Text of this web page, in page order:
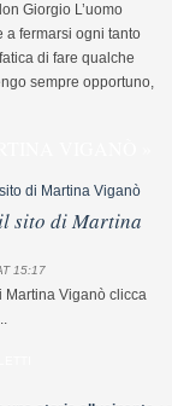
Giorgio L’uomo
a fermarsi ogni tanto
di fare qualche
sempre opportuno,
sito di Martina
15:17
Martina Viganò clicca